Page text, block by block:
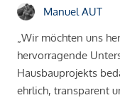
Manuel AUT
„Wir möchten uns
hervorragende
Hausbauprojekts
ehrlich, transparent